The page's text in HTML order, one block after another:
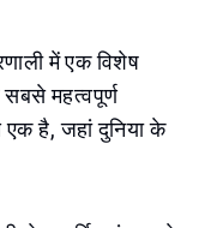
में एक विशेष
सबसे महत्वपूर्ण
एक है, जहां दुनिया के